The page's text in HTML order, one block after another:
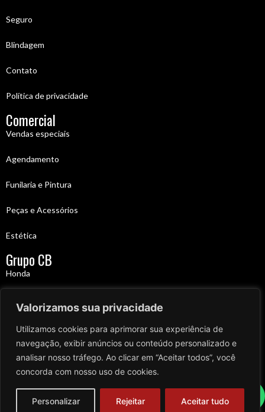
Valorizamos sua privacidade
Utilizamos cookies para aprimorar sua experiência de
navegação, exibir anúncios ou conteúdo personalizado e
analisar nosso tráfego. Ao clicar em “Aceitar todos”, você
concorda com nosso uso de cookies.
Personalizar Rejeitar Aceitar tudo
Seguro
Blindagem
Contato
Política de privacidade
Comercial
Vendas especiais
Agendamento
Funilaria e Pintura
Peças e Acessórios
Estética
Grupo CB
Honda
Acompanhe nas redes sociais
Novidades, curiosidades e tudo para os fanáticos pelas marcas mais
incríveis.
Desacelere. Seu bem maior é a vida
2025 © CB Autos - Todos os direitos reservados